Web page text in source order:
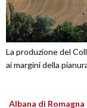
La produzione del
ai margini della
Albana di Romagna